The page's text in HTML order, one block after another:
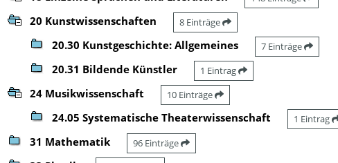
20 Kunstwissenschaften 8 Einträge
20.30 Kunstgeschichte: Allgemeines 7 Einträge
20.31 Bildende Künstler 1 Eintrag
24 Musikwissenschaft 10 Einträge
24.05 Systematische Theaterwissenschaft 1 Eintrag
31 Mathematik 96 Einträge